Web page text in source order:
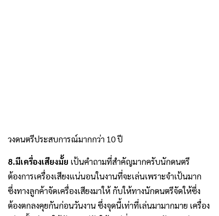
วงดนตรีประสบการณ์มากกว่า 10 ปี
8.มีเครื่องเสียงมั้ย เป้นคำถามที่สำคัญมากครับนักดนตรี
ต้องการเครื่องเสียงแน่นอนในงานที่จะเล่นเพราะจำเป้นมาก
ซึ่งทางลูกค้าจัดเครื่องเสียงมาให้ กับให้ทางนักดนตรีจัดให้ซึ่ง
ต้องตกลงคุยกันก่อนวันงาน ซึ่งจุดนี้เท่าที่เล่นมามากมาย เครื่อง